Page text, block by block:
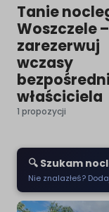
Tanie
Woszczele –
zarezerwuj
wczasy
właściciela
1 propozycji
🔍 Szukam
Nie znalazłeś?